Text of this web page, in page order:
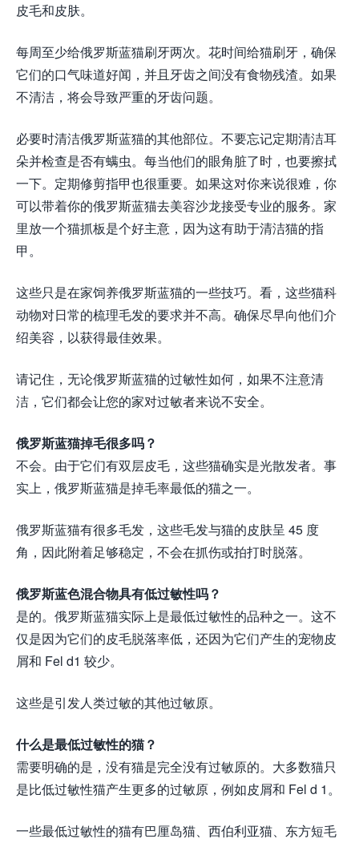
皮毛和皮肤。
每周至少给俄罗斯蓝猫刷牙两次。花时间给猫刷牙，确保
它们的口气味道好闻，并且牙齿之间没有食物残渣。如果
不清洁，将会导致严重的牙齿问题。
必要时清洁俄罗斯蓝猫的其他部位。不要忘记定期清洁耳
朵并检查是否有螨虫。每当他们的眼角脏了时，也要擦拭
一下。定期修剪指甲也很重要。如果这对你来说很难，你
可以带着你的俄罗斯蓝猫去美容沙龙接受专业的服务。家
里放一个猫抓板是个好主意，因为这有助于清洁猫的指
甲。
这些只是在家饲养俄罗斯蓝猫的一些技巧。看，这些猫科
动物对日常的梳理毛发的要求并不高。确保尽早向他们介
绍美容，以获得最佳效果。
请记住，无论俄罗斯蓝猫的过敏性如何，如果不注意清
洁，它们都会让您的家对过敏者来说不安全。
俄罗斯蓝猫掉毛很多吗？
不会。由于它们有双层皮毛，这些猫确实是光散发者。事
实上，俄罗斯蓝猫是掉毛率最低的猫之一。
俄罗斯蓝猫有很多毛发，这些毛发与猫的皮肤呈 45 度
角，因此附着足够稳定，不会在抓伤或拍打时脱落。
俄罗斯蓝色混合物具有低过敏性吗？
是的。俄罗斯蓝猫实际上是最低过敏性的品种之一。这不
仅是因为它们的皮毛脱落率低，还因为它们产生的宠物皮
屑和 Fel d1 较少。
这些是引发人类过敏的其他过敏原。
什么是最低过敏性的猫？
需要明确的是，没有猫是完全没有过敏原的。大多数猫只
是比低过敏性猫产生更多的过敏原，例如皮屑和 Fel d 1。
一些最低过敏性的猫有巴厘岛猫、西伯利亚猫、东方短毛